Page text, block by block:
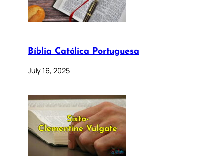
Bíblia Católica Portuguesa
July 16, 2025